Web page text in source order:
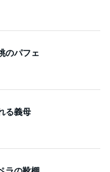
のパフェ
る義母